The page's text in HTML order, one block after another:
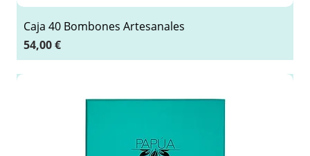
Caja 40 Bombones Artesanales
Precio
54,00 €